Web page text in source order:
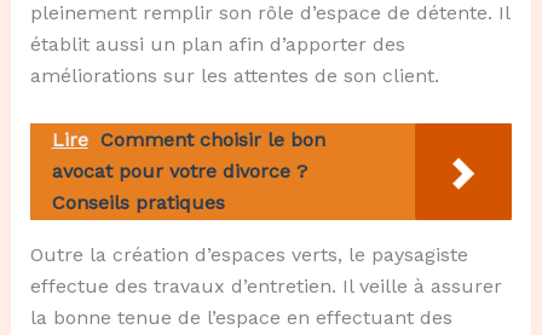
pleinement remplir son rôle d’espace de détente. Il
établit aussi un plan afin d’apporter des
améliorations sur les attentes de son client.
Lire Comment choisir le bon
avocat pour votre divorce ?
Conseils pratiques
Outre la création d’espaces verts, le paysagiste
effectue des travaux d’entretien. Il veille à assurer
la bonne tenue de l’espace en effectuant des